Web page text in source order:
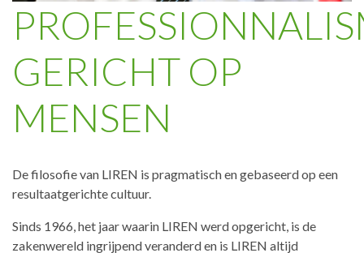
GERICHT OP
MENSEN
De filosofie van LIREN is pragmatisch en gebaseerd op een
resultaatgerichte cultuur.
Sinds 1966, het jaar waarin LIREN werd opgericht, is de
zakenwereld ingrijpend veranderd en is LIREN altijd